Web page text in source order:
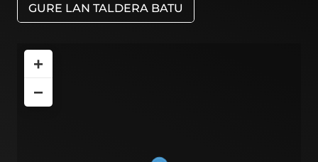
GURE LAN TALDERA BATU
+
−